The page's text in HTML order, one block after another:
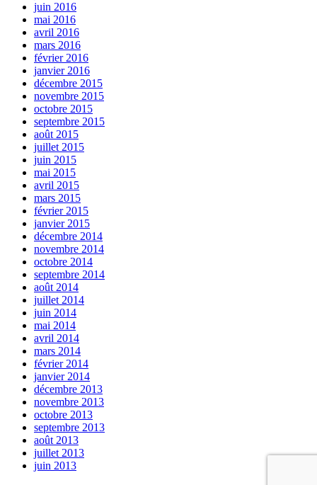
juin 2016
mai 2016
avril 2016
mars 2016
février 2016
janvier 2016
décembre 2015
novembre 2015
octobre 2015
septembre 2015
août 2015
juillet 2015
juin 2015
mai 2015
avril 2015
mars 2015
février 2015
janvier 2015
décembre 2014
novembre 2014
octobre 2014
septembre 2014
août 2014
juillet 2014
juin 2014
mai 2014
avril 2014
mars 2014
février 2014
janvier 2014
décembre 2013
novembre 2013
octobre 2013
septembre 2013
août 2013
juillet 2013
juin 2013